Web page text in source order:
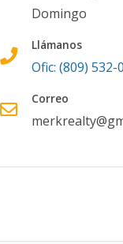
Domingo
Llámanos
Ofic: (809)
Correo